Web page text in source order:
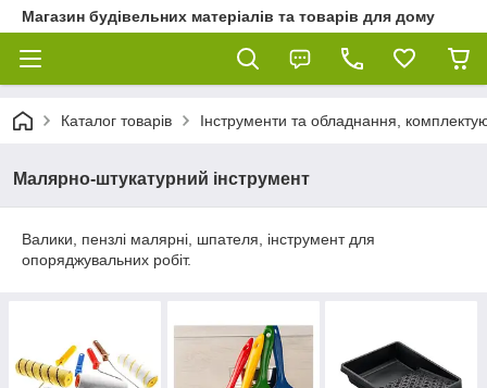
Магазин будівельних матеріалів та товарів для дому
Каталог товарів Інструменти та обладнання,
Малярно-штукатурний інструмент
Валики, пензлі малярні, шпателя, інструмент для
опоряджувальних робіт.